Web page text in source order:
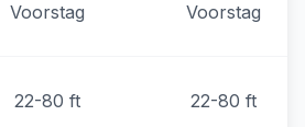
Voorstag Voorstag
22-80 ft 22-80 ft